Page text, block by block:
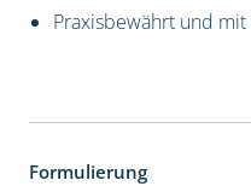
Praxisbewährt und
Formulierung